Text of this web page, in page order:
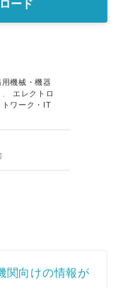
ード
機械・機器
エレクトロ
トワーク・IT
関向けの情報が